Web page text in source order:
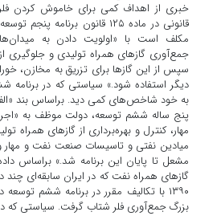
خبری از اهداف کمی برای خاموش کردن
قانونی در ماده ۱۲۵ قانون
مکلف است با «اولویت دادن به
جمع‌آوری گازهای همراه تولیدی و جلوگیری از
سپس از این گازها برای تزریق به مخازن،
پنج‌ ساله ششم توسعه، دولت موظف به
مهار، کنترل و بهره‌برداری از گازهای همراه
مشعل تا پایان این برنامه شد.» براساس
گازهای همراه نفت که در ایران سابقه‌ای چند
۱۳۹۰ با تکالیف مقرر در برنامه ششم
بزرگ جمع‌آوری فلر شتاب گرفت. سیاستی که